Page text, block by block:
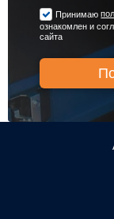
Принимаю
ознакомлен и
сайта